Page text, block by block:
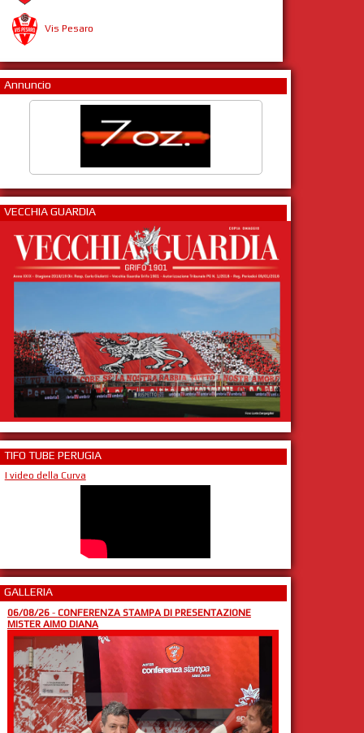
Vis Pesaro
Annuncio
VECCHIA GUARDIA
TIFO TUBE PERUGIA
I video della Curva
GALLERIA
06/08/26- CONFERENZA STAMPA DI PRESENTAZIONE
MISTER AIMO DIANA